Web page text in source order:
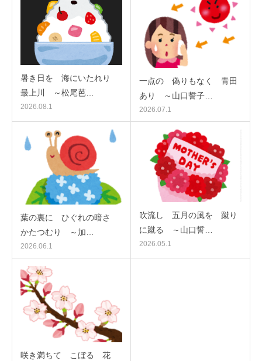
暑き日を 海にいたれり
最上川 ～松尾芭…
2026.08.1
一点の 偽りもなく 青田
あり ～山口誓子…
2026.07.1
葉の裏に ひぐれの暗さ
かたつむり ～加…
2026.06.1
吹流し 五月の風を 蹴り
に蹴る ～山口誓…
2026.05.1
咲き満ちて こぼるゝ花